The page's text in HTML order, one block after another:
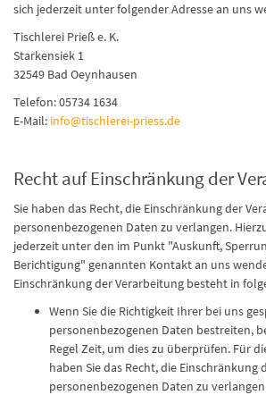
sich jederzeit unter folgender Adresse an uns
Tischlerei Prieß e. K.
Starkensiek 1
32549 Bad Oeynhausen
Telefon: 05734 1634
E-Mail: info@tischlerei-priess.de
Recht auf Einschränkung der
Sie haben das Recht, die Einschränkung der
personenbezogenen Daten zu verlangen.
jederzeit unter den im Punkt "Auskunft,
Berichtigung" genannten Kontakt an uns
Einschränkung der Verarbeitung besteht in
Wenn Sie die Richtigkeit Ihrer bei uns
personenbezogenen Daten bestreiten,
Regel Zeit, um dies zu überprüfen. Für
haben Sie das Recht, die
personenbezogenen Daten zu